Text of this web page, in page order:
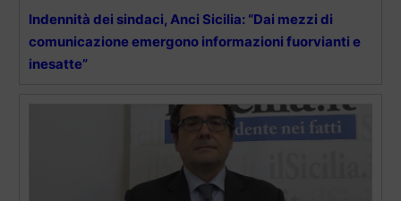
Indennità dei sindaci, Anci Sicilia: “Dai mezzi di
comunicazione emergono informazioni fuorvianti e
inesatte”